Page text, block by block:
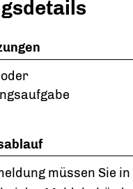
müssen Sie in